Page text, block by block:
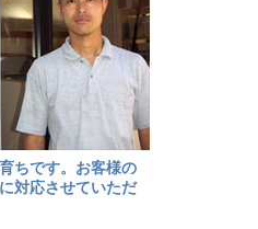
ちです。お客様の
対応させていただ